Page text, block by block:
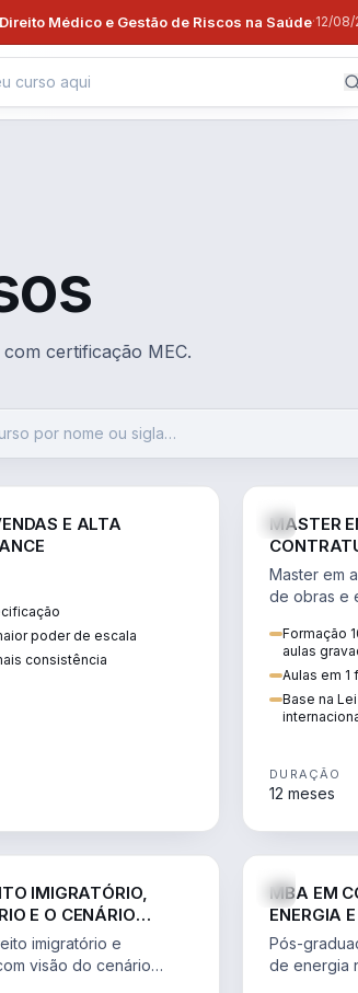
Médico e Gestão de Riscos na Saúde·12/
certificação MEC.
E ALTA
poder de escala
consistência
MASTER
Master em
de obras e
pleitos,
Formação
aulas
Aulas em 1
Base na
DURAÇÃO
12 meses
IMIGRATÓRIO,
E O CENÁRIO
imigratório e
visão do cenário
MBA EM
ENERGIA
MERCADO
Pós-
de energia